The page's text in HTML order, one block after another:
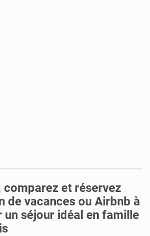
comparez et réservez
de vacances ou Airbnb à
un séjour idéal en famille